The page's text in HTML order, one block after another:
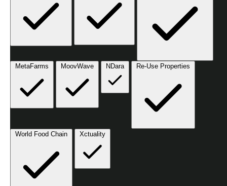
MetaFarms MoovWave NDara Re-Use Properties
World Food Chain Xctuality